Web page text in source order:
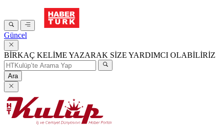
Güncel
BİRKAÇ KELİME YAZARAK SİZE YARDIMCI OLABİLİRİZ
Ara